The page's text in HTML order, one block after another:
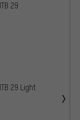
29
29 Light